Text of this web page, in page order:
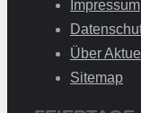
Impressum
Über
Sitemap